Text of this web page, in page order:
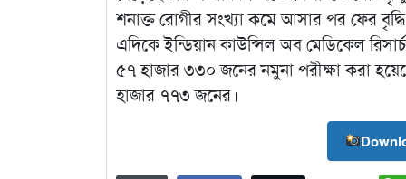
শনাক্ত রোগীর সংখ্যা কমে আসার পর ফের বৃদ্ধি
এদিকে ইন্ডিয়ান কাউন্সিল অব মেডিকেল
৫৭ হাজার ৩৩০ জনের নমুনা পরীক্ষা করা
হাজার ৭৭৩ জনের।